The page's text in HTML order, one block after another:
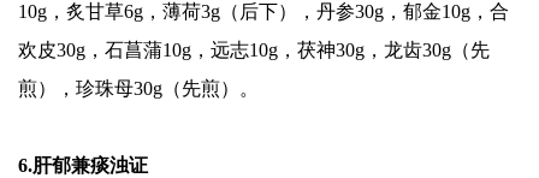
10g，炙甘草6g，薄荷3g（后下），丹参30g，郁金10g，合
欢皮30g，石菖蒲10g，远志10g，茯神30g，龙齿30g（先
煎），珍珠母30g（先煎）。
6.肝郁兼痰浊证